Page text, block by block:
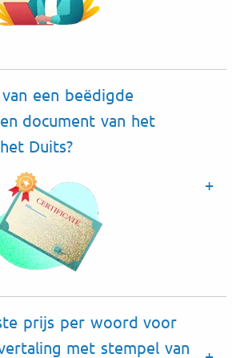
een beëdigde
document van het
Duits?
prijs per woord voor
met stempel van